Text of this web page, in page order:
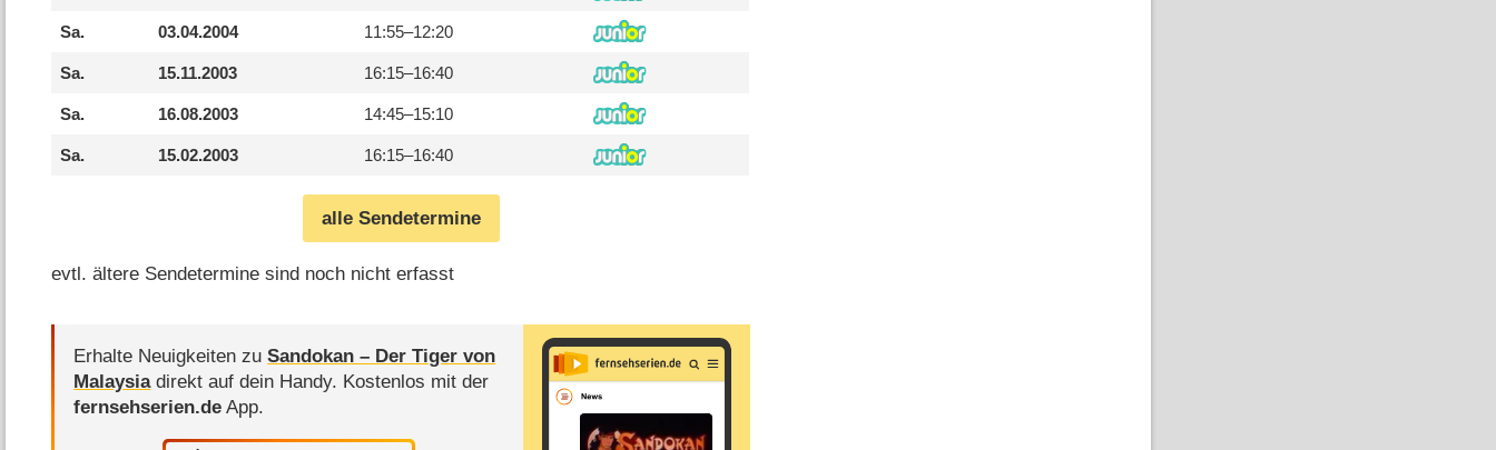
Sa. 03.04.2004 11:55–12:20
Sa. 15.11.2003 16:15–16:40
Sa. 16.08.2003 14:45–15:10
Sa. 15.02.2003 16:15–16:40
alle Sendetermine
evtl. ältere Sendetermine sind noch nicht erfasst
Erhalte Neuigkeiten zuSandokan – Der Tiger von
Malaysiadirekt auf dein Handy. Kostenlos mit der
fernsehserien.de App.